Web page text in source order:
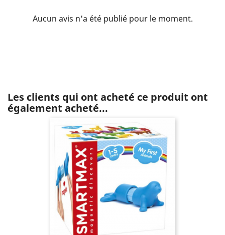
Aucun avis n'a été publié pour le moment.
Les clients qui ont acheté ce produit ont
également acheté...